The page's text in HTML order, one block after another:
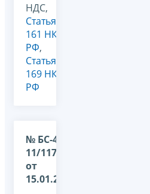
НДС,
Статья
161 НК
РФ,
Статья
169 НК
РФ
№ БС-4-
11/117@
от
15.01.2026